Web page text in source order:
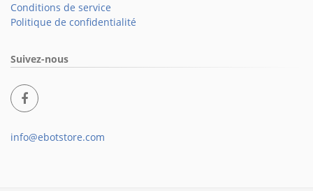
Conditions de service
Politique de confidentialité
Suivez-nous
info@ebotstore.com